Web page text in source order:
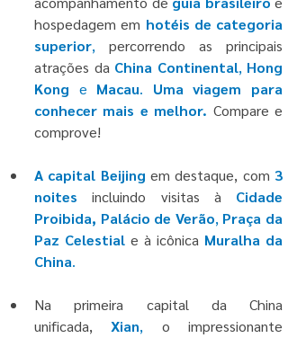
hospedagem em hotéis de categoria
superior, percorrendo as principais
atrações da China Continental, Hong
Kong e Macau. Uma viagem para
conhecer mais e melhor. Compare e
comprove!
A capital Beijing em destaque, com 3
noites incluindo visitas à Cidade
Proibida, Palácio de Verão, Praça da
Paz Celestial e à icônica Muralha da
China.
Na primeira capital da China
unificada, Xian,